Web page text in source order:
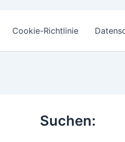
Cookie-Richtlinie
Suchen: